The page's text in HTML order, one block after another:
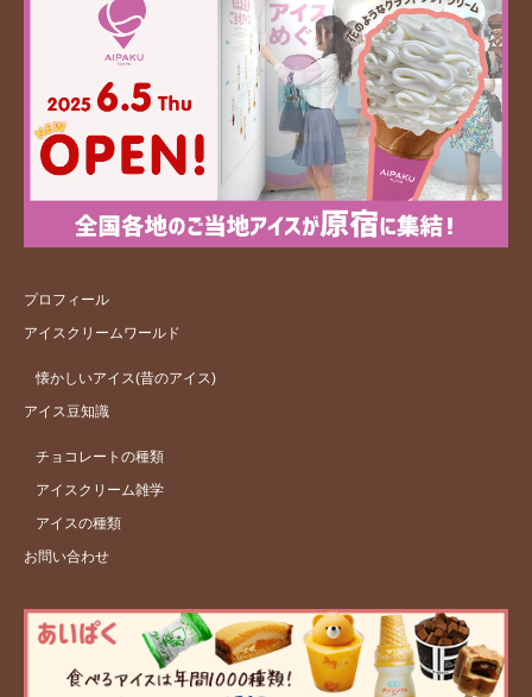
プロフィール
アイスクリームワールド
懐かしいアイス(昔のアイス)
アイス豆知識
チョコレートの種類
アイスクリーム雑学
アイスの種類
お問い合わせ